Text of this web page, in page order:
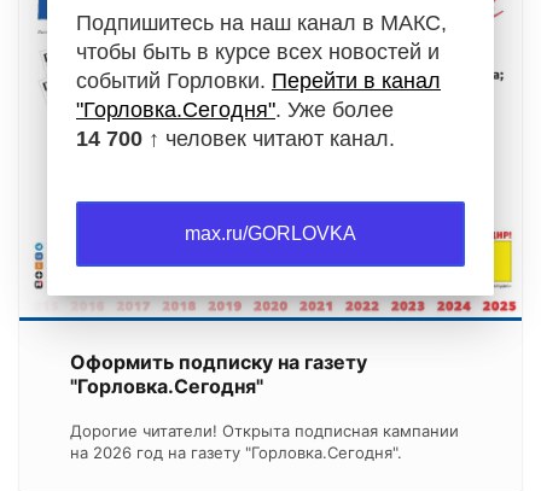
Оформить подписку на газету
"Горловка.Сегодня"
Дорогие читатели! Открыта подписная кампании
на 2026 год на газету "Горловка.Сегодня".
Подпишитесь на наш канал в МАКС,
чтобы быть в курсе всех новостей и
событий Горловки. Перейти в канал
"Горловка.Сегодня". Уже более
14 700 ↑ человек читают канал.
max.ru/GORLOVKA